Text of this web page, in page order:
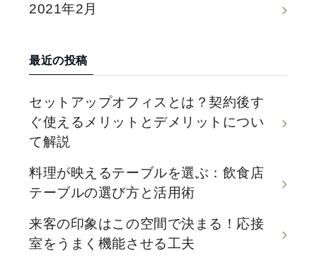
2021年2月
最近の投稿
セットアップオフィスとは？契約後す
ぐ使えるメリットとデメリットについ
て解説
料理が映えるテーブルを選ぶ：飲食店
テーブルの選び方と活用術
来客の印象はこの空間で決まる！応接
室をうまく機能させる工夫